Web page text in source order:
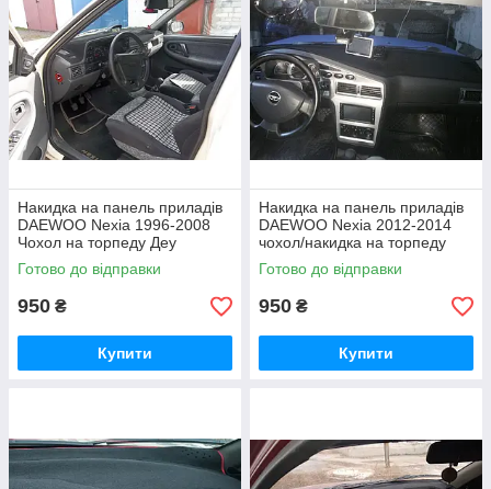
Накидка на панель приладів
DAEWOO Nexia 1996-2008
Чохол на торпеду Деу
Готово до відправки
950 ₴
Купити
Накидка на панель приладів
DAEWOO Nexia 2012-2014
чохол/накидка на торпеду
авто Деу
Готово до відправки
950 ₴
Купити